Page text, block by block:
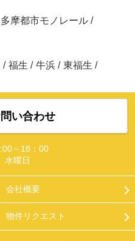
多摩都市モノレール /
/ 福生 / 牛浜 / 東福生 /
い合わせ
～18：00
水曜日
会社概要
物件リクエスト